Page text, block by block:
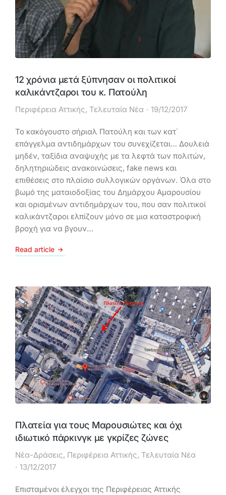
12 χρόνια μετά ξύπνησαν οι πολιτικοί
καλικάντζαροι του κ. Πατούλη
Περιφέρεια Αττικής, Τελευταία Νέα 19/12/2017
Το κακόγουστο σήριαλ Πατούλη και των κατ΄
επάγγελμα αντιδημάρχων του συνεχίζεται… Δουλειά
μηδέν, ταξίδια αναψυχής με τα λεφτά των πολιτών,
δηλητηριώδεις ανακοινώσεις, fake news και
επιθέσεις στο πλαίσιο συλλογικών οργάνων. Όλα στο
βωμό της ματαιοδοξίας του Δημάρχου Αμαρουσίου
και ορισμένων αντιδημάρχων του, που σαν πολιτικοί
καλικάντζαροι ελπίζουν μόνο σε μια καταστροφική
βροχή για να βγουν…
Read article
Πλατεία για τους Μαρουσιώτες και όχι
ιδιωτικό πάρκινγκ με γκρίζες ζώνες
Νέα-Δράσεις, Περιφέρεια Αττικής, Τελευταία Νέα
13/12/2017
Επισταμένοι έλεγχοι της Περιφέρειας Αττικής